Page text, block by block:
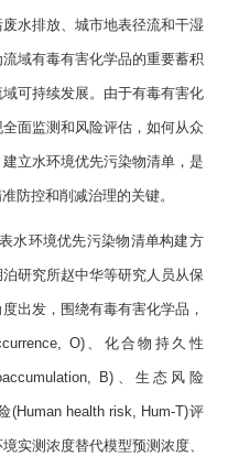
水排放、城市地表径流和干湿
域有毒有害化学品的重要蓄积
可持续发展。由于有毒有害化
面监测和风险评估，如何从众
立水环境优先污染物清单，是
防控和削减治理的关键。
水环境优先污染物清单构建方
研究所赵中华等研究人员从保
出发，围绕有毒有害化学品，
O)、化合物持久性
B)、生态风险
(Human health risk, Hum-T)评
实测浓度替代模型预测浓度、